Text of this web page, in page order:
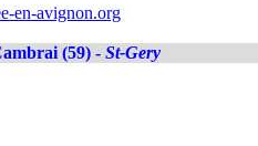
en-avignon.org
(59) - St-Gery